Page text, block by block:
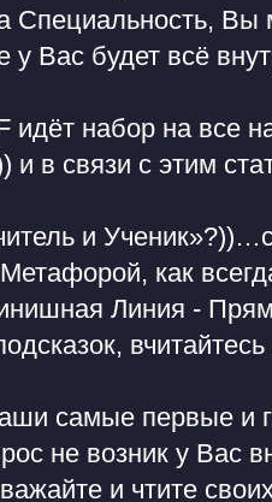
Специальность, Вы
у Вас будет всё
идёт набор на все
и в связи с этим
и
как
Линия -
вчитайтесь
самые первые и
не возник у Вас
и чтите